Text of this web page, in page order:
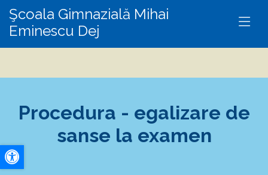
Şcoala Gimnazială Mihai
Eminescu Dej
A+
Procedura - egalizare de
sanse la examen